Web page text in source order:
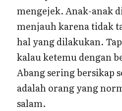
mengejek. Anak-anak
menjauh karena tidak
hal yang dilakukan.
kalau ketemu dengan
Abang sering bersikap
adalah orang yang
salam.